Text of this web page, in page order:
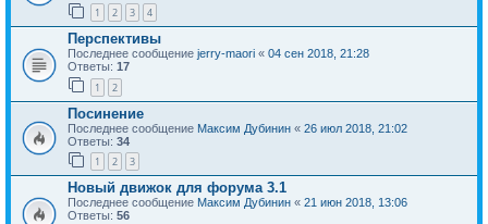
1 2 3 4
Перспективы
Последнее сообщение jerry-maori « 04 сен 2018, 21:28
Ответы: 17
1 2
Посинение
Последнее сообщение Максим Дубинин « 26 июл 2018, 21:02
Ответы: 34
1 2 3
Новый движок для форума 3.1
Последнее сообщение Максим Дубинин « 21 июн 2018, 13:06
Ответы: 56